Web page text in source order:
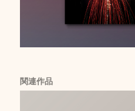
関連作品